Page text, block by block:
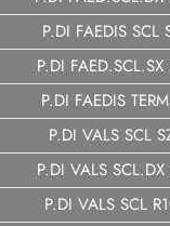
P.DI FAEDIS SCL
P.DI
P.DI FAEDIS
P.DI VALS SCL
P.DI VALS
P.DI VALS SCL